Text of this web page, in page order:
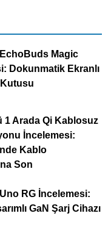
Magic
Dokunmatik Ekranlı
Kutusu
1 Arada Qi Kablosuz
İncelemesi:
Kablo
Son
RG İncelemesi:
GaN Şarj Cihazı